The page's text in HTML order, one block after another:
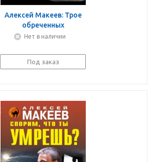
Алексей Макеев: Трое
обреченных
Нет в наличии
Под заказ